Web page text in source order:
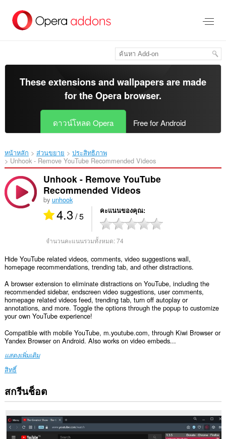
These extensions and wallpapers are made
for theOpera browser.
ดาวน์โหลด Opera Free for Android
หน้าหลัก ส่วนขยาย
ประสิทธิภาพ
Unhook - Remove YouTube Recommended Videos‎
Unhook - Remove YouTube
Recommended Videos
by unhook
4.3 / 5 คะแนนของคุณ
จำนวนคะแนนรวมทั้งหมด:74
Hide YouTube related videos, comments, video suggestions wall,
homepage recommendations, trending tab, and other distractions.
A browser extension to eliminate distractions on YouTube, including the
recommended sidebar, endscreen video suggestions, user comments,
homepage related videos feed, trending tab, turn off autoplay or
annotations, and more. Toggle the options through the popup to customize
your own YouTube experience!
Compatible with mobile YouTube, m.youtube.com, through Kiwi Browser or
Yandex Browser on Android. Also works on video embeds...
แสดงเพิ่มเติม
สิทธิ์
ส่วน
ขยาย
สามารถ
เข้า
ถึง
สกรีนช็อต